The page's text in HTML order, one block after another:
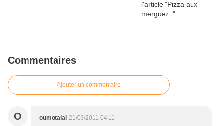
Commentaires
Ajouter un commentaire
O oumotalal 21/03/2011 04:11